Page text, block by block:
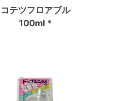
コテツフロアブル
100ml *